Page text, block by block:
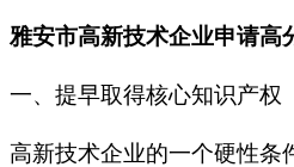
雅安市高新技术企业申请高
一、提早取得核心知识产权
高新技术企业的一个硬性条